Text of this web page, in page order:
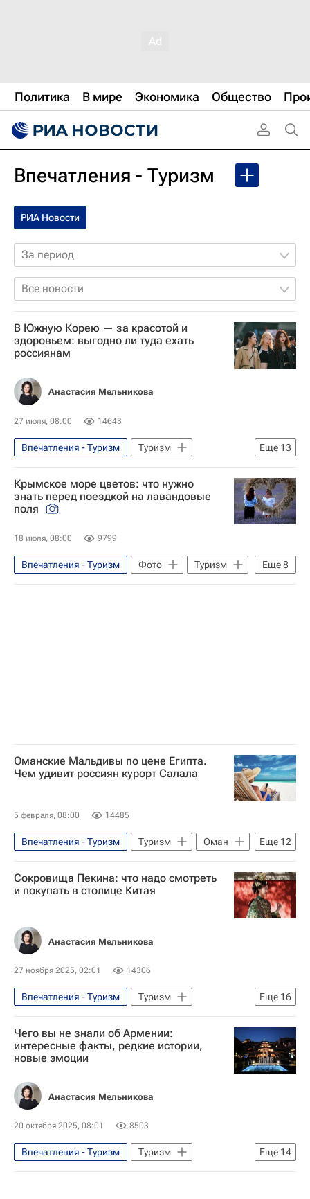
Политика В мире Экономика Общество
Впечатления - Туризм
РИА Новости
За период
Все новости
В Южную Корею — за красотой и
здоровьем: выгодно ли туда ехать
россиянам
Анастасия Мельникова
27 июля, 08:00 14643
Еще 13
Впечатления - Туризм
Туризм
Южная Корея
Сеул
пластическая хирургия
Здоровье
Культура-Важное
Туризм-Важное
диагностика
кардиодиагностика
Медицина
Онкология Зрение
Крымское море цветов: что нужно
знать перед поездкой на лавандовые
поля
18 июля, 08:00 9799
Еще8
Впечатления - Туризм Фото
Туризм
Республика Крым
Цветы
Оманские Мальдивы по цене Египта.
Чем удивит россиян курорт Салала
5 февраля, 08:00 14485
Еще 12
Впечатления - Туризм Туризм
Оман
Индийский океан
Маскат (город)
Кабус бен Саид
Курорт
отдых за рубежом
Туризм
Туризм-Важное
Маршруты - Туризм
куда можно лететь
Сокровища Пекина: что надо смотреть
и покупать в столице Китая
Анастасия Мельникова
27 ноября 2025, 02:01 14306
Еще 16
Впечатления - Туризм
Туризм
Пекин
Китай
Россия
Заха Хадид
S7 Airlines
Hainan Airlines
Туризм-Важное
Фото - Туризм
куда можно лететь
куда поехать
куда сходить
Путешествия
Чего вы не знали об Армении:
интересные факты, редкие истории,
новые эмоции
Анастасия Мельникова
20 октября 2025, 08:01 8503
Еще 14
Впечатления - Туризм
Туризм
Армения
Ереван
Туризм